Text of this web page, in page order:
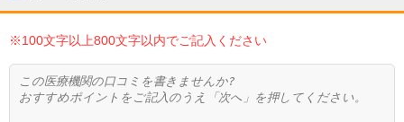
※100文字以上800文字以内でご記入ください